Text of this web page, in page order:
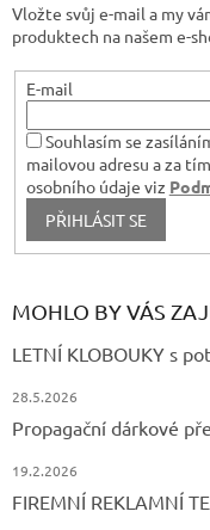
Vložte svůj e-mail a my
produktech na našem e-
E-mail
Souhlasím se
mailovou adresu a za
osobního údaje viz
PŘIHLÁSIT SE
MOHLO BY VÁS
LETNÍ KLOBOUKY s
28.5.2026
Propagační dárkové
19.2.2026
FIREMNÍ REKLAMNÍ